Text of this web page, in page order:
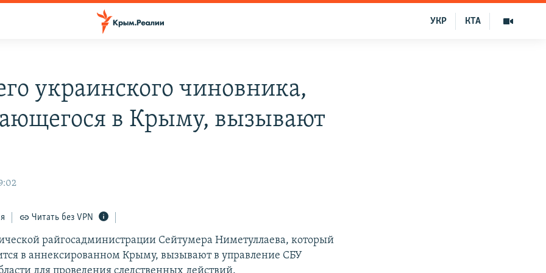
КТА
УКР
украинского чиновника,
в Крыму, вызывают
Читать без VPN
райгосадминистрации Сейтумера Ниметуллаева, который
в аннексированном Крыму, вызывают в управление СБУ